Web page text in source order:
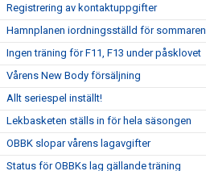
Registrering av kontaktuppgifter
Hamnplanen iordningsställd för sommaren
Ingen träning för F11, F13 under påsklovet
Vårens New Body försäljning
Allt seriespel inställt!
Lekbasketen ställs in för hela säsongen
OBBK slopar vårens lagavgifter
Status för OBBKs lag gällande träning